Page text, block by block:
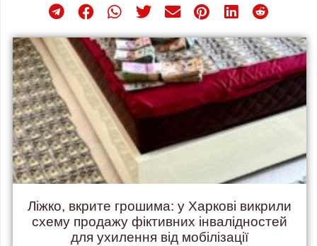
Ліжко, вкрите грошима: у Харкові викрили
схему продажу фіктивних інвалідностей
для ухилення від мобілізації